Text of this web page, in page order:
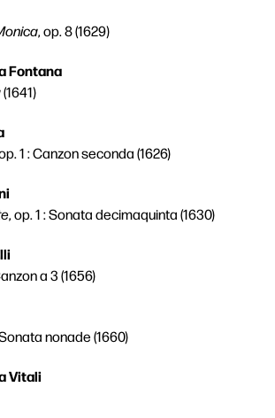
, op. 8 (1629)
Fontana
(1641)
1 : Canzon seconda (1626)
, op. 1 : Sonata decimaquinta (1630)
a 3 (1656)
nonade (1660)
Vitali